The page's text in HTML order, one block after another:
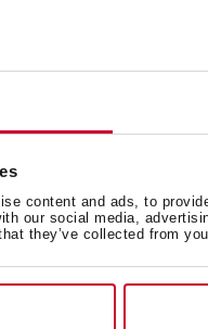
content and ads, to
our social media,
they’ve collected from
zonas con control
en 60 cm y cristal PRO
redondeado